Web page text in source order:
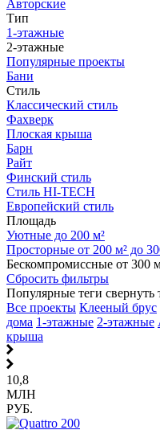
Авторские
Тип
1-этажные
2-этажные
Популярные проекты
Бани
Стиль
Классический стиль
Фахверк
Плоская крыша
Барн
Райт
Финский стиль
Стиль HI-TECH
Европейский стиль
Площадь
Уютные до 200 м²
Просторные от 200 м² до
Бескомпромиссные от 300
Сбросить фильтры
Популярные теги свернуть
Все проекты Клееный брус
дома 1-этажные 2-этажные
крыша
10,8
МЛН
РУБ.